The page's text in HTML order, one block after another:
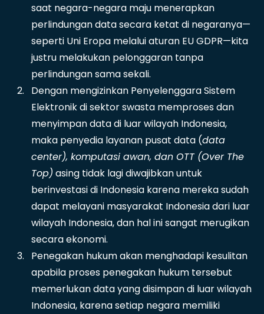
saat negara-negara maju menerapkan
perlindungan data secara ketat di negaranya—
seperti Uni Eropa melalui aturan EU GDPR—kita
justru melakukan pelonggaran tanpa
perlindungan sama sekali.
Dengan mengizinkan Penyelenggara Sistem
Elektronik di sektor swasta memproses dan
menyimpan data di luar wilayah Indonesia,
maka penyedia layanan pusat data (data
center), komputasi awan, dan OTT (Over The
Top) asing tidak lagi diwajibkan untuk
berinvestasi di Indonesia karena mereka sudah
dapat melayani masyarakat Indonesia dari luar
wilayah Indonesia, dan hal ini sangat merugikan
secara ekonomi.
Penegakan hukum akan menghadapi kesulitan
apabila proses penegakan hukum tersebut
memerlukan data yang disimpan di luar wilayah
Indonesia, karena setiap negara memiliki